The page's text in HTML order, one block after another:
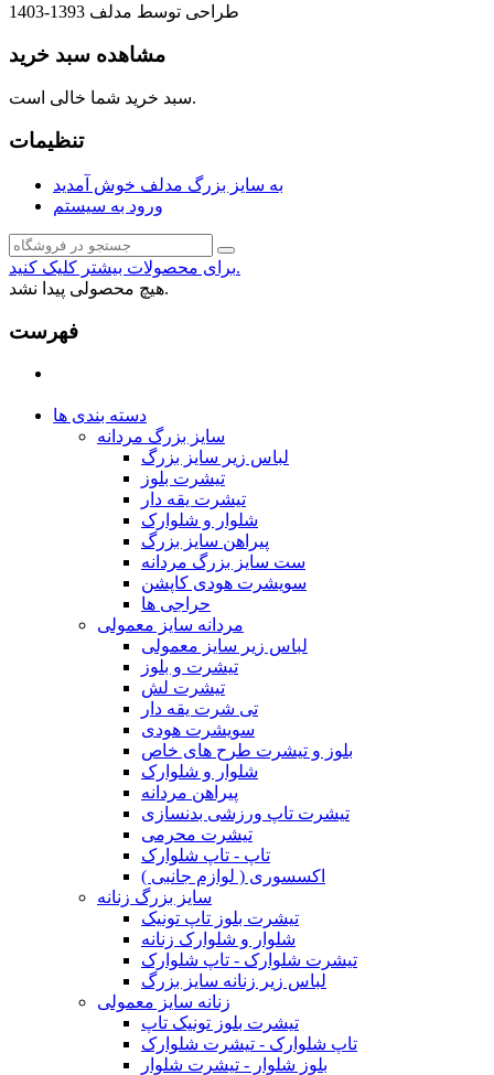
طراحی توسط مدلف 1393-1403
مشاهده سبد خرید
سبد خرید شما خالی است.
تنظیمات
به سایز بزرگ مدلف خوش آمدید
ورود به سیستم
برای محصولات بیشتر کلیک کنید.
هیچ محصولی پیدا نشد.
فهرست
دسته بندی ها
سایز بزرگ مردانه
لباس زیر سایز بزرگ
تیشرت بلوز
تیشرت یقه دار
شلوار و شلوارک
پیراهن سایز بزرگ
ست سایز بزرگ مردانه
سویشرت هودی کاپشن
حراجی ها
مردانه سایز معمولی
لباس زیر سایز معمولی
تیشرت و بلوز
تیشرت لش
تی شرت یقه دار
سویشرت هودی
بلوز و تیشرت طرح های خاص
شلوار و شلوارک
پیراهن مردانه
تیشرت تاپ ورزشی بدنسازی
تیشرت محرمی
تاپ - تاپ شلوارک
اکسسوری ( لوازم جانبی )
سایز بزرگ زنانه
تیشرت بلوز تاپ تونیک
شلوار و شلوارک زنانه
تیشرت شلوارک - تاپ شلوارک
لباس زیر زنانه سایز بزرگ
زنانه سایز معمولی
تیشرت بلوز تونیک تاپ
تاپ شلوارک - تیشرت شلوارک
بلوز شلوار - تیشرت شلوار